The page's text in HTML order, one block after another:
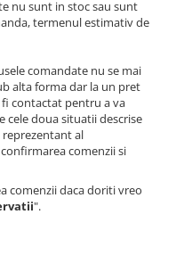
nu sunt in stoc sau sunt
termenul estimativ de
comandate nu se mai
alta forma dar la un pret
contactat pentru a va
cele doua situatii descrise
al
comenzii si
comenzii daca doriti vreo
".